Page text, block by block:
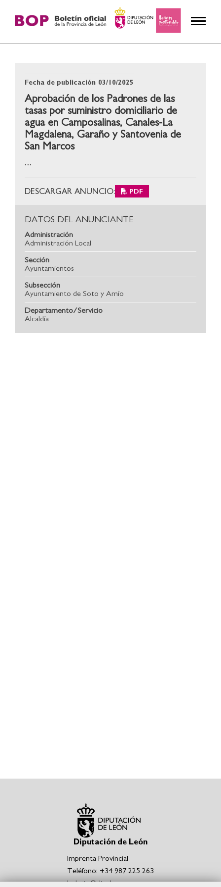
Aprobación de los Padrones de las
tasas por suministro domiciliario de
agua en Camposalinas, Canales-La
Magdalena, Garaño y Santovenia de
San Marcos
...
Fecha de publicación 03/10/2025
DESCARGAR ANUNCIO: PDF
DATOS DEL ANUNCIANTE
Administración
Administración Local
Sección
Ayuntamientos
Subsección
Ayuntamiento de Soto y Amío
Departamento/Servicio
Alcaldía
Diputación de León
Imprenta Provincial
Teléfono: +34 987 225 263
boletin@dipuleon.es